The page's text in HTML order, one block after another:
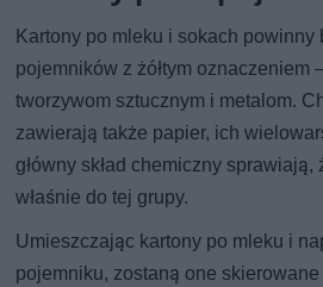
Kartony po mleku i sokach powinny
pojemników z żółtym oznaczeniem
tworzywom sztucznym i metalom.
zawierają także papier, ich
główny skład chemiczny
właśnie do tej grupy.
Umieszczając kartony po mleku i
pojemniku, zostaną one